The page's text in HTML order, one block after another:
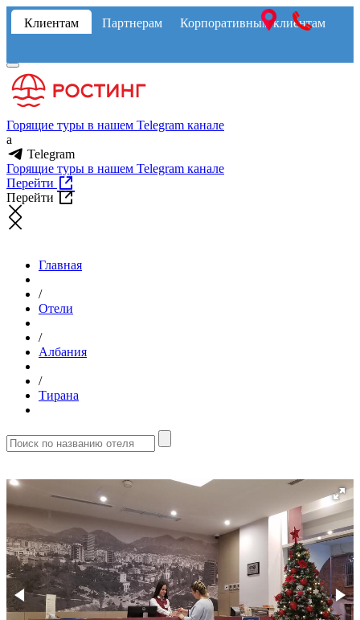
Клиентам Партнерам Корпоративным клиентам
Горящие туры в нашем Telegram канале
a
Telegram
Горящие туры в нашем Telegram канале
Перейти
Перейти
Главная
/
Отели
/
Албания
/
Тирана